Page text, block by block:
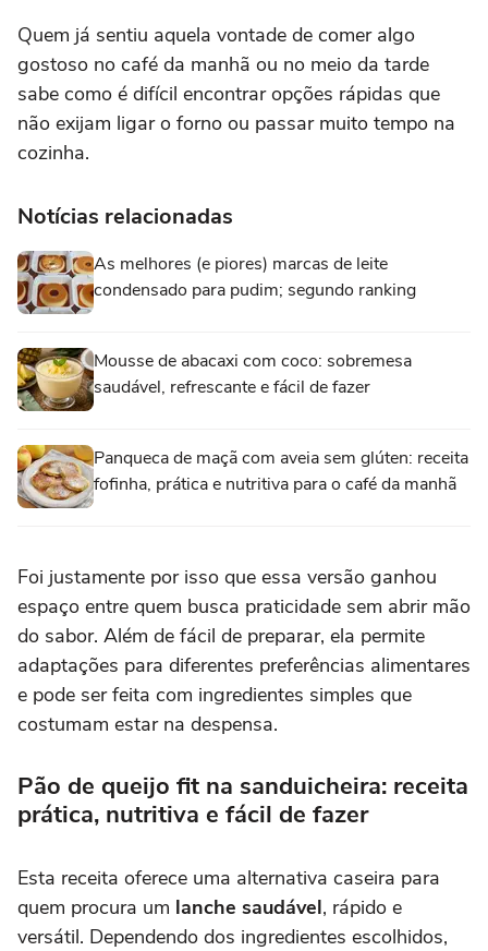
Quem já sentiu aquela vontade de comer algo
gostoso no café da manhã ou no meio da tarde
sabe como é difícil encontrar opções rápidas que
não exijam ligar o forno ou passar muito tempo na
cozinha.
Notícias relacionadas
As melhores (e piores) marcas de leite
condensado para pudim; segundo ranking
Mousse de abacaxi com coco: sobremesa
saudável, refrescante e fácil de fazer
Panqueca de maçã com aveia sem glúten: receita
fofinha, prática e nutritiva para o café da manhã
Foi justamente por isso que essa versão ganhou
espaço entre quem busca praticidade sem abrir mão
do sabor. Além de fácil de preparar, ela permite
adaptações para diferentes preferências alimentares
e pode ser feita com ingredientes simples que
costumam estar na despensa.
Pão de queijo fit na sanduicheira: receita
prática, nutritiva e fácil de fazer
Esta receita oferece uma alternativa caseira para
quem procura um lanche saudável, rápido e
versátil. Dependendo dos ingredientes escolhidos,